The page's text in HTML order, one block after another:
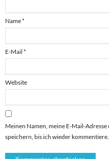
Name*
E-Mail *
Website
Meinen Namen, meine E-Mail-
speichern, bis ich wieder kommentiere.